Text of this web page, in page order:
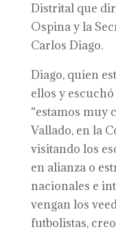
Distrital que
Ospina y la
Carlos Diago.
Diago, quien
ellos y
“estamos muy
Vallado, en la
visitando los
en alianza o
nacionales e
vengan los
futbolistas,